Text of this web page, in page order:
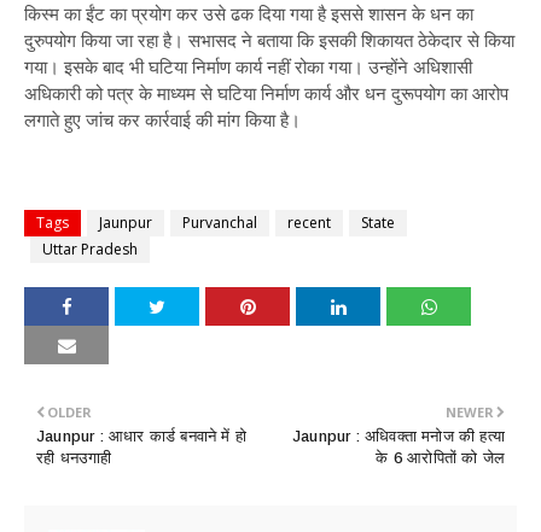
किस्म का ईंट का प्रयोग कर उसे ढक दिया गया है इससे शासन के धन का
दुरुपयोग किया जा रहा है। सभासद ने बताया कि इसकी शिकायत ठेकेदार से किया
गया। इसके बाद भी घटिया निर्माण कार्य नहीं रोका गया। उन्होंने अधिशासी
अधिकारी को पत्र के माध्यम से घटिया निर्माण कार्य और धन दुरूपयोग का आरोप
लगाते हुए जांच कर कार्रवाई की मांग किया है।
Tags Jaunpur Purvanchal recent
State
Uttar Pradesh
NEWER
Jaunpur : ​अधिवक्ता मनोज की हत्या
के 6 आरोपितों को जेल
OLDER
Jaunpur : ​आधार कार्ड बनवाने में हो
रही धनउगाही